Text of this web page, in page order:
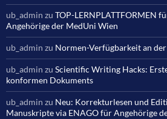
ub_admin zu TOP-LERNPLATTFORMEN
Angehörige der MedUni Wien
ub_admin zu Normen-Verfügbarkeit an
ub_admin zu Scientific Writing Hacks:
konformen Dokuments
ub_admin zu Neu: Korrekturlesen und
Manuskripte via ENAGO für Angehörige